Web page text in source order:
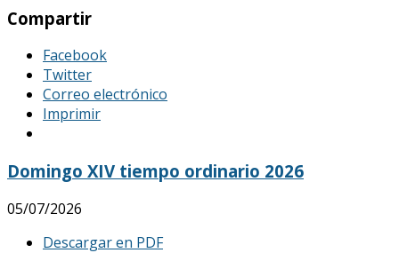
Compartir
Facebook
Twitter
Correo electrónico
Imprimir
Domingo XIV tiempo ordinario 2026
05/07/2026
Descargar en PDF